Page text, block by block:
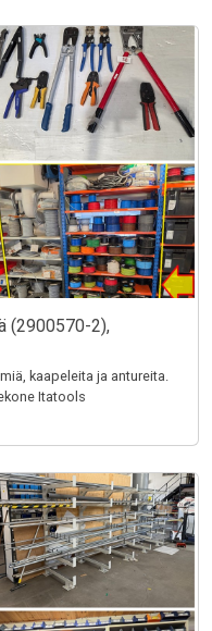
(2900570-2),
kaapeleita ja antureita.
Itatools